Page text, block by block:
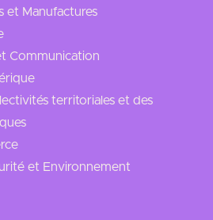
et Manufactures
Communication
territoriales et des
et Environnement